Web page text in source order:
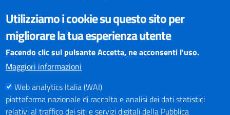
VISUALIZZAZIONE CONTENUTI
Il sito internet della Provincia di Perugia è ottimizzato per
essere visualizzato dai principali browser aggiornati. L'uso di
browser non aggiornati può creare problemi di visualizzazione
dei contenuti.
PAGAMENTI
Utilizziamo i cookie su questo sito per
migliorare la tua esperienza utente
Facendo clic sul pulsante Accetta, ne acconsenti l'uso.
Maggiori informazioni
Web analytics Italia (WAI)
piattaforma nazionale di raccolta e analisi dei dati statistici
relativi al traffico dei siti e servizi digitali della Pubblica